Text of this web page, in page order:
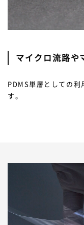
マイクロ流路や
PDMS単層としての
す。